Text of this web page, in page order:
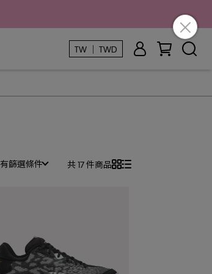
TW ｜ TWD
篩選條件 共 17 件商品